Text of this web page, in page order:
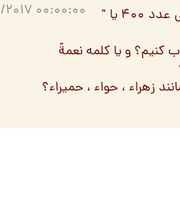
2017 00:00:00
با سلام. 1 آیا برای حساب ابجدی " هاء " آخر کلمه " فاطمه " آنرا " ت " حساب کنیم یعنی عدد 400 یا "